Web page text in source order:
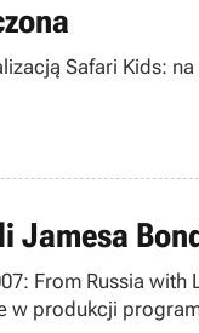
Safari Kids:
Jamesa
From Russia
w produkcji